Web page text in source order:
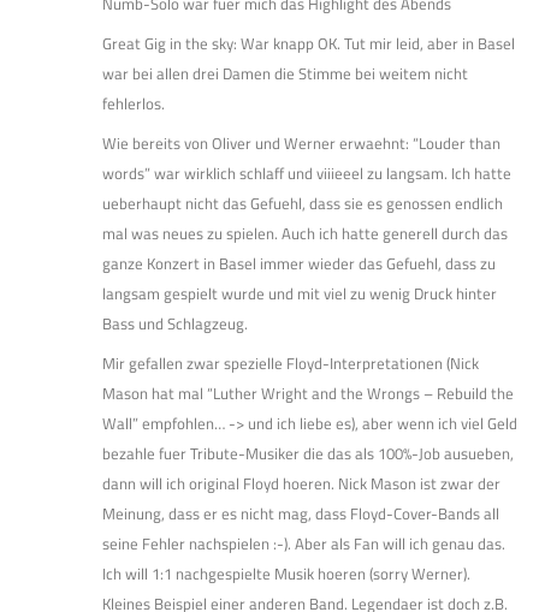
Great Gig in the sky: War knapp OK. Tut mir leid, aber in Basel
war bei allen drei Damen die Stimme bei weitem nicht
fehlerlos.
Wie bereits von Oliver und Werner erwaehnt: “Louder than
words” war wirklich schlaff und viiieeel zu langsam. Ich hatte
ueberhaupt nicht das Gefuehl, dass sie es genossen endlich
mal was neues zu spielen. Auch ich hatte generell durch das
ganze Konzert in Basel immer wieder das Gefuehl, dass zu
langsam gespielt wurde und mit viel zu wenig Druck hinter
Bass und Schlagzeug.
Mir gefallen zwar spezielle Floyd-Interpretationen (Nick
Mason hat mal “Luther Wright and the Wrongs – Rebuild the
Wall” empfohlen… -> und ich liebe es), aber wenn ich viel Geld
bezahle fuer Tribute-Musiker die das als 100%-Job ausueben,
dann will ich original Floyd hoeren. Nick Mason ist zwar der
Meinung, dass er es nicht mag, dass Floyd-Cover-Bands all
seine Fehler nachspielen :-). Aber als Fan will ich genau das.
Ich will 1:1 nachgespielte Musik hoeren (sorry Werner).
Kleines Beispiel einer anderen Band. Legendaer ist doch z.B.